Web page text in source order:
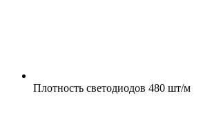
Плотность светодиодов 480 шт/м